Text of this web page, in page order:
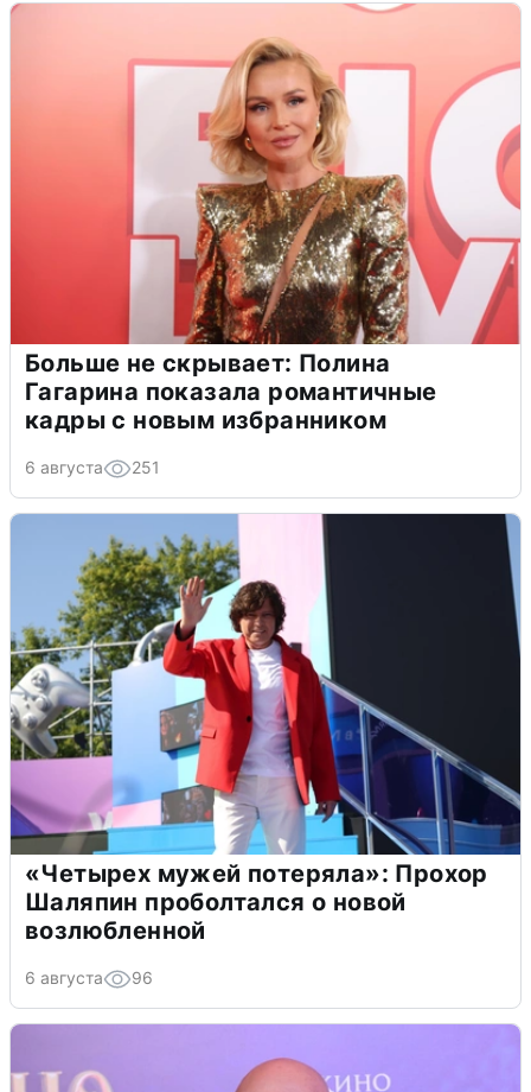
Больше не скрывает: Полина
Гагарина показала романтичные
кадры с новым избранником
6 августа 251
«Четырех мужей потеряла»: Прохор
Шаляпин проболтался о новой
возлюбленной
6 августа 96